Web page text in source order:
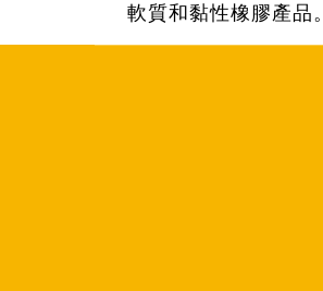
軟質和黏性橡膠產品。